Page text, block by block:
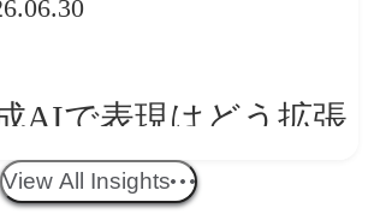
ー設計と「ノイズと
AIで表現はどう拡張
像ディレクター橋本
View All Insights